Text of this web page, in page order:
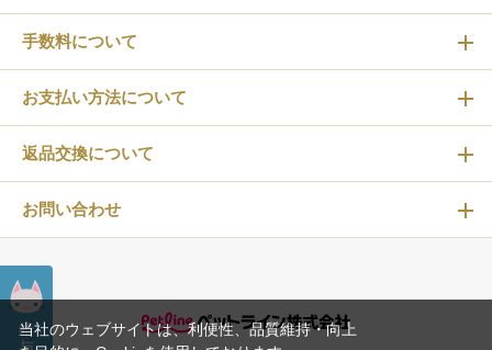
給
手数料について
お支払い方法について
返品交換について
お問い合わせ
当社のウェブサイトは、利便性、品質維持・向上